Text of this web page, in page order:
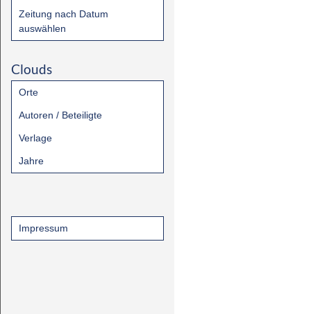
Zeitung nach Datum
auswählen
Clouds
Orte
Autoren / Beteiligte
Verlage
Jahre
Impressum